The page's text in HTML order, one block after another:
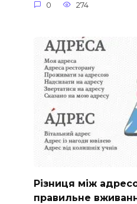
0 274
Різниця між
правильне